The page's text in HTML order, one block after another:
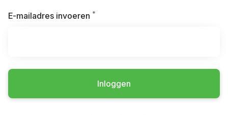
E-mailadres invoeren *
Inloggen